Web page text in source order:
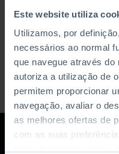
Este website utiliza
Utilizamos, por
necessários ao normal
que navegue através
autoriza a utilização de
permitem proporcionar
navegação, avaliar o
as melhores ofertas de
com as suas